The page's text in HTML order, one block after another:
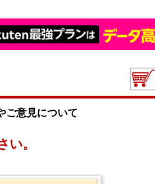
ご意見について
い。